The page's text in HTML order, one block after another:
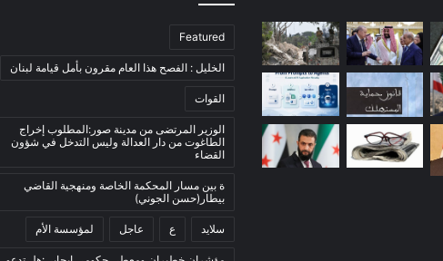
Featured
الخليل : الفصح هذا العام مقرون بأمل قيامة لبنان
القوات
الوزير المرتضى من مدينة صور:المطلوب إخراج
الطاغوت من دار العدالة وليس التدخل في شؤون
القضاء
ة بين مسار المحكمة الخاصة ومنهجية القاضي
بيطار(حسن الجوني)
سلايد ع عاجل لمؤسسة الأم